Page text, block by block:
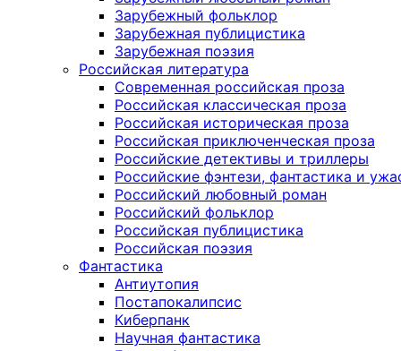
Зарубежный фольклор
Зарубежная публицистика
Зарубежная поэзия
Российская литература
Современная российская проза
Российская классическая проза
Российская историческая проза
Российская приключенческая проза
Российские детективы и триллеры
Российские фэнтези, фантастика и
Российский любовный роман
Российский фольклор
Российская публицистика
Российская поэзия
Фантастика
Антиутопия
Постапокалипсис
Киберпанк
Научная фантастика